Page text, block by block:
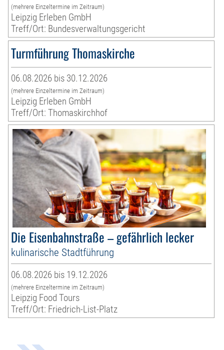
(mehrere Einzeltermine im Zeitraum)
Leipzig Erleben GmbH
Treff/Ort: Bundesverwaltungsgericht
Turmführung Thomaskirche
06.08.2026 bis 30.12.2026
(mehrere Einzeltermine im Zeitraum)
Leipzig Erleben GmbH
Treff/Ort: Thomaskirchhof
Die Eisenbahnstraße – gefährlich lecker
kulinarische Stadtführung
06.08.2026 bis 19.12.2026
(mehrere Einzeltermine im Zeitraum)
Leipzig Food Tours
Treff/Ort: Friedrich-List-Platz